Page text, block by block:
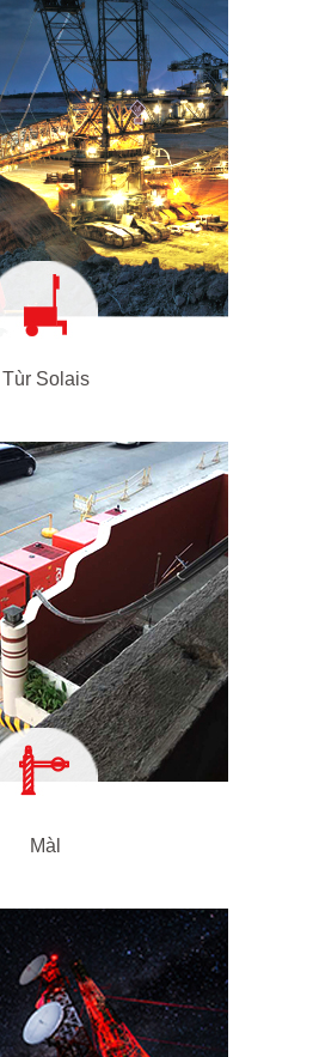
Tùr Solais
Màl